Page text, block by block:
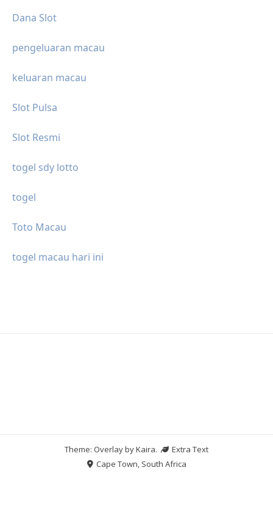
Dana Slot
pengeluaran macau
keluaran macau
Slot Pulsa
Slot Resmi
togel sdy lotto
togel
Toto Macau
togel macau hari ini
Theme: Overlay byKaira.
Extra Text
Cape Town, South Africa